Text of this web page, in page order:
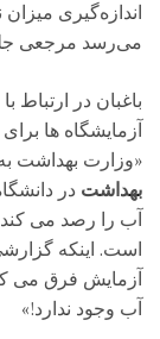
اندازه‌گیری
می‌رسد مرجعی
باغبان در ارتباط
آزمایشگاه ها
«وزارت بهداشت
بهداشت در
آب را رصد می
است. اینکه
آزمایش فرق می
آب وجود ندارد!»